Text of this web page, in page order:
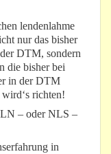
lendenlahme
nur das bisher
DTM, sondern
die bisher bei
in der DTM
richten!
– oder NLS –
in